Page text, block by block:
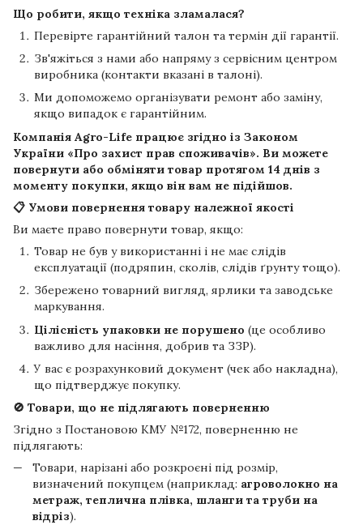
Що робити, якщо техніка зламалася?
Перевірте гарантійний талон та термін дії гарантії.
Зв'яжіться з нами або напряму з сервісним центром
виробника (контакти вказані в талоні).
Ми допоможемо організувати ремонт або заміну,
якщо випадок є гарантійним.
Компанія Agro-Life працює згідно із Законом
України «Про захист прав споживачів». Ви можете
повернути або обміняти товар протягом 14 днів з
моменту покупки, якщо він вам не підійшов.
📋 Умови повернення товару належної якості
Ви маєте право повернути товар, якщо:
Товар не був у використанні і не має слідів
експлуатації (подряпин, сколів, слідів ґрунту тощо).
Збережено товарний вигляд, ярлики та заводське
маркування.
Цілісність упаковки не порушено (це особливо
важливо для насіння, добрив та ЗЗР).
У вас є розрахунковий документ (чек або накладна),
що підтверджує покупку.
🚫 Товари, що не підлягають поверненню
Згідно з Постановою КМУ №172, поверненню не
підлягають:
Товари, нарізані або розкроєні під розмір,
визначений покупцем (наприклад: агроволокно на
метраж, теплична плівка, шланги та труби на
відріз).